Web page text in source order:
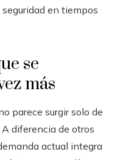
en tiempos
se
más
parece surgir solo de
diferencia de otros
actual integra